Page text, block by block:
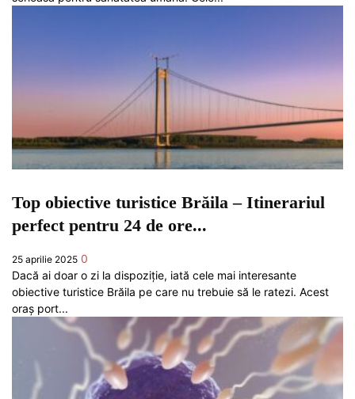
Top obiective turistice Brăila – Itinerariul
perfect pentru 24 de ore...
25 aprilie 2025 0
Dacă ai doar o zi la dispoziție, iată cele mai interesante
obiective turistice Brăila pe care nu trebuie să le ratezi. Acest
oraș port...